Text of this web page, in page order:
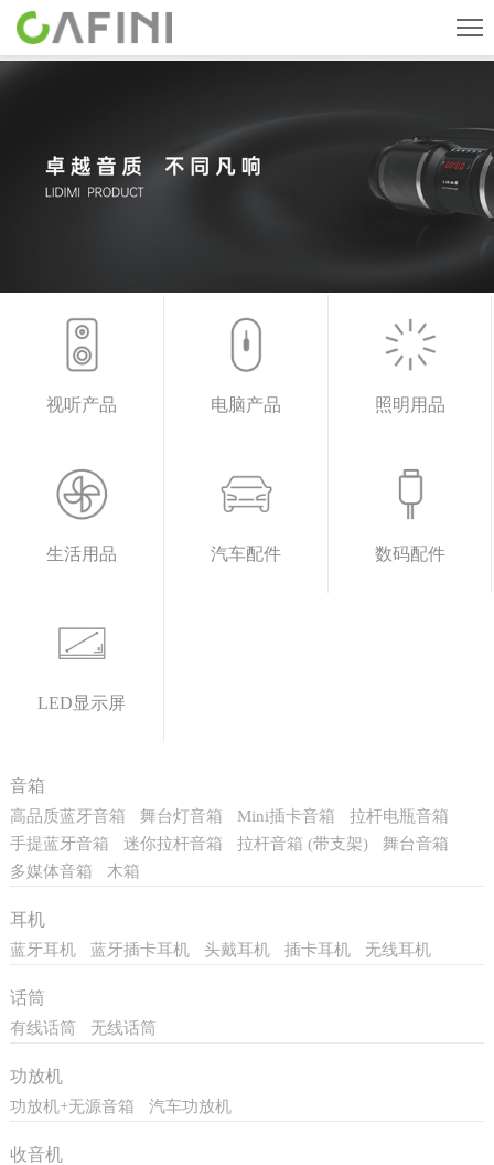
产品中心
人才招聘
联系我们
视听产品 电脑产品 照明用品
生活用品 汽车配件 数码配件
LED显示屏
音箱
高品质蓝牙音箱 舞台灯音箱 Mini插卡音箱
拉杆电瓶音箱
手提蓝牙音箱
迷你拉杆音箱 拉杆音箱 (带支架)
舞台音箱
多媒体音箱
木箱
耳机
蓝牙耳机 蓝牙插卡耳机 头戴耳机 插卡耳机 无线耳机
话筒
有线话筒 无线话筒
功放机
功放机+无源音箱 汽车功放机
收音机